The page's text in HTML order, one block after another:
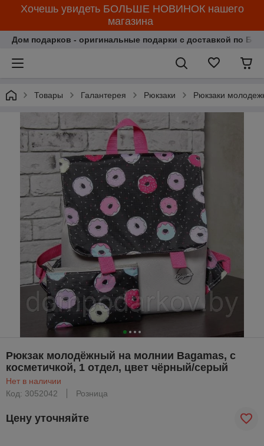
Хочешь увидеть БОЛЬШЕ НОВИНОК нашего
магазина
Дом подарков - оригинальные подарки с доставкой по
Товары Галантерея Рюкзаки Рюкзаки
Рюкзак молодёжный на молнии Bagamas, с
косметичкой, 1 отдел, цвет чёрный/серый
Нет в наличии
Код: 3052042
Розница
Цену уточняйте